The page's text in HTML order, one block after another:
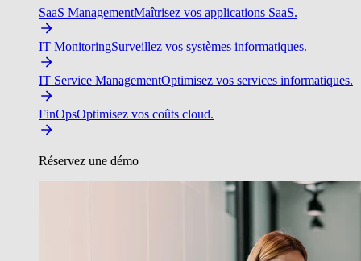
SaaS ManagementMaîtrisez vos applications SaaS.
IT MonitoringSurveillez vos systèmes informatiques.
IT Service ManagementOptimisez vos services informatiques.
FinOpsOptimisez vos coûts cloud.
Réservez une démo